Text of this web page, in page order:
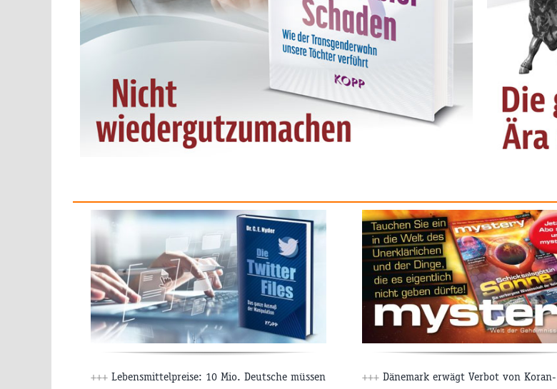
+++ Lebensmittelpreise: 10 Mio. Deutsche müssen
+++ Dänemark erwägt Verbot von Koran-